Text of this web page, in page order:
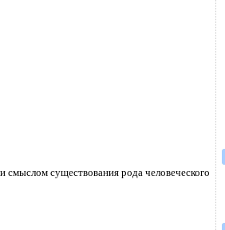
смыслом существования рода человеческого